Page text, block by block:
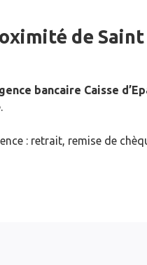
de
bancaire Caisse
: retrait, remise de